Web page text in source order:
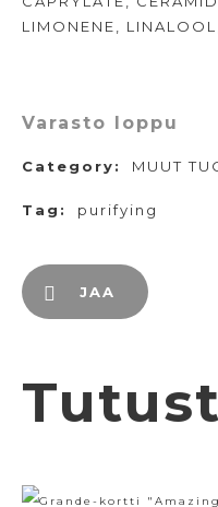
LIMONENE,
Varasto loppu
Category: MUUT
Tag: purifying
JAA